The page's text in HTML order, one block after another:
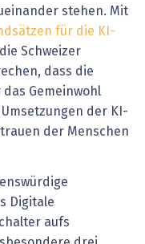
stehen. Mit
für die KI-
Schweizer
dass die
Gemeinwohl
der KI-
der Menschen
Digitale
aufs